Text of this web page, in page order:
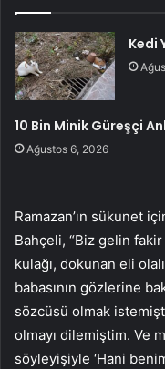
Kedi
10 Bin Minik Güreşçi
Ağustos 6, 2026
Ramazan’ın sükunet
Bahçeli, “Biz gelin
kulağı, dokunan eli
babasının gözlerine
sözcüsü olmak
olmayı dilemiştim. Ve
söyleyişiyle ‘Hani